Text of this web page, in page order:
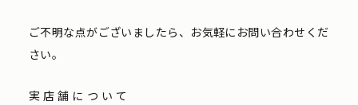
ご不明な点がございましたら、お気軽にお問い合わせくだ
さい。
実店舗について